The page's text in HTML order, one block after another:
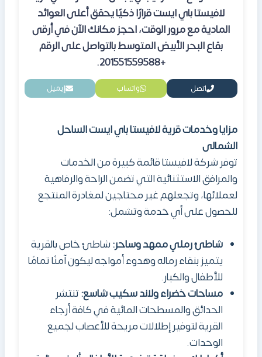
لافيستا بايايستقرارًا ذكيًا يحقق أعلى العوائد
المادية مع مرور الوقت،احجز مكانك الآن في أرقى
بقاع البحر الأبيض المتوسط بالتواصل على الرقم
+201551559588.
اتصل واتساب إيميل
مزايا وخدمات قرية لافيستا باي ايست الساحل
الشمالى
توفر شركة لافيستا قائمة كبيرة من الخدمات
والمرافق الاستثنائية التي تضمن الراحة والرفاهية
لعملائها، وتجعلهم غير محتاجين لمغادرة المنتجع
للحصول على أي خدمة وتشمل:
شاطئ رملي ممهد وساحر:شاطئ خاص بالقرية
يتميز بنقاء رماله وهدوء أمواجه ليكون آمنًا تمامًا
للأطفال والكبار.
مساحات خضراء ولاند سكيب شاسع:تنتشر
الحدائق والمسطحات المائية في كافة أرجاء
القرية لتوفير إطلالات مريحة للأعصاب لجميع
الوحدات.